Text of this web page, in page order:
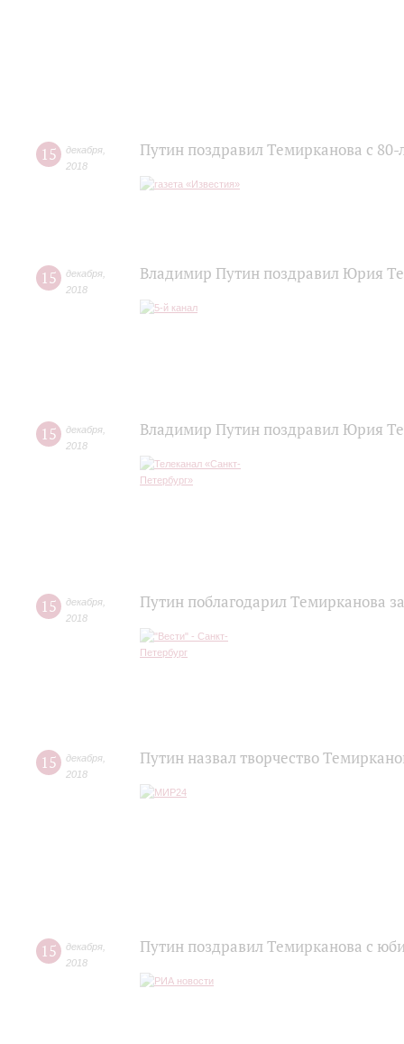
15 декабря
2018
Путин поздравил Темирканова с 80-
15 декабря
2018
Владимир Путин поздравил Юрия
15 декабря
2018
Владимир Путин поздравил Юрия
15 декабря
2018
Путин поблагодарил Темирканова
15 декабря
2018
Путин назвал творчество
15 декабря
2018
Путин поздравил Темирканова с